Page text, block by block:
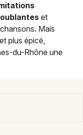
et
Mais
plus épicé,
du-Rhône une